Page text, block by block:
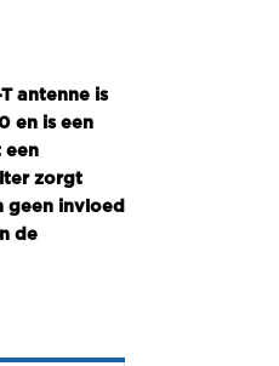
antenne is
en is een
een
zorgt
geen invloed
de